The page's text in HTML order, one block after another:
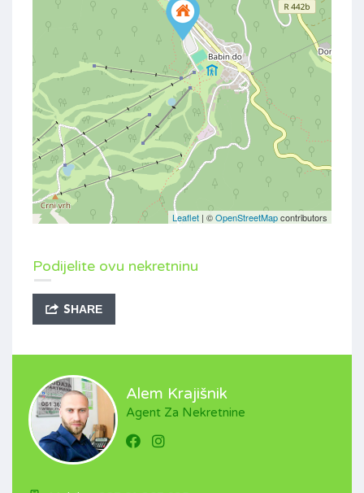
Leaflet | ©OpenStreetMapcontributors
Podijelite ovu nekretninu
SHARE
Alem Krajišnik
Agent Za Nekretnine